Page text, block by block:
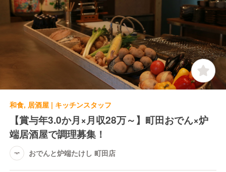
和食, 居酒屋 | キッチンスタッフ
【賞与年3.0か月×月収28万～】町田おでん×炉
端居酒屋で調理募集！
おでんと炉端たけし 町田店